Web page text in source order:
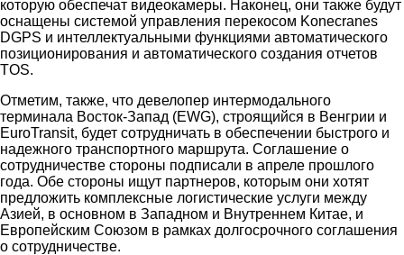
которую обеспечат видеокамеры. Наконец, они также будут
оснащены системой управления перекосом Konecranes
DGPS и интеллектуальными функциями автоматического
позиционирования и автоматического создания отчетов
TOS.
Отметим, также, что девелопер интермодального
терминала Восток-Запад (EWG), строящийся в Венгрии и
EuroTransit, будет сотрудничать в обеспечении быстрого и
надежного транспортного маршрута. Соглашение о
сотрудничестве стороны подписали в апреле прошлого
года. Обе стороны ищут партнеров, которым они хотят
предложить комплексные логистические услуги между
Азией, в основном в Западном и Внутреннем Китае, и
Европейским Союзом в рамках долгосрочного соглашения
о сотрудничестве.